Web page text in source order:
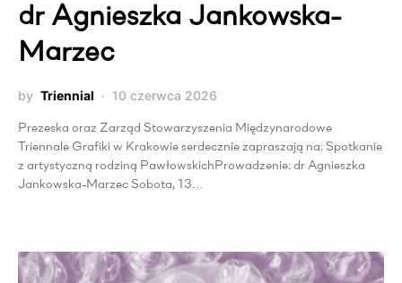
dr Agnieszka Jankowska-
Marzec
by Triennial 10 czerwca 2026
Prezeska oraz Zarząd Stowarzyszenia Międzynarodowe
Triennale Grafiki w Krakowie serdecznie zapraszają na: Spotkanie
z artystyczną rodziną PawłowskichProwadzenie: dr Agnieszka
Jankowska-Marzec Sobota, 13…